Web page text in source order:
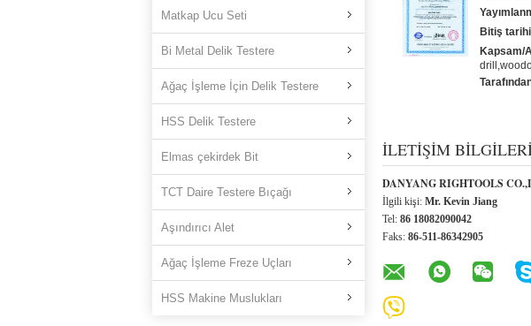
Matkap Ucu Seti
Bi Metal Delik Testere
Ağaç İşleme İçin Delik Testere
HSS Delik Testere
Elmas çekirdek Bit
TCT Daire Testere Bıçağı
Aşındırıcı Alet
Ağaç İşleme Freze Uçları
HSS Makine Muslukları
Bitiş
Kapsam/
İLETIŞIM
DANYANG RIGHTOOLS
İlgili kişi: Mr. Kevin Jiang
Tel: 86 18082090042
Faks: 86-511-86342905